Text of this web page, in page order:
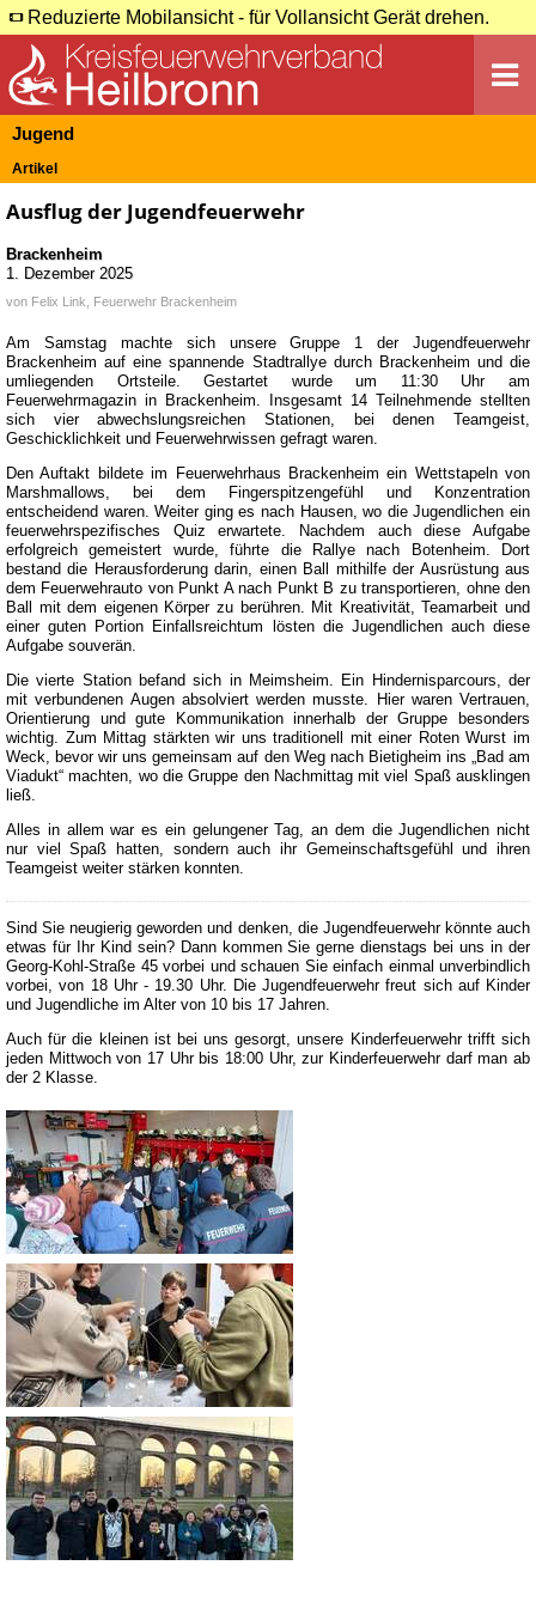
Reduzierte Mobilansicht - für Vollansicht Gerät drehen.
Jugend
Artikel
Ausflug der Jugendfeuerwehr
Brackenheim
1. Dezember 2025
von Felix Link, Feuerwehr Brackenheim
Am Samstag machte sich unsere Gruppe 1 der Jugendfeuerwehr
Brackenheim auf eine spannende Stadtrallye durch Brackenheim und die
umliegenden Ortsteile. Gestartet wurde um 11:30 Uhr am
Feuerwehrmagazin in Brackenheim. Insgesamt 14 Teilnehmende stellten
sich vier abwechslungsreichen Stationen, bei denen Teamgeist,
Geschicklichkeit und Feuerwehrwissen gefragt waren.
Den Auftakt bildete im Feuerwehrhaus Brackenheim ein Wettstapeln von
Marshmallows, bei dem Fingerspitzengefühl und Konzentration
entscheidend waren. Weiter ging es nach Hausen, wo die Jugendlichen ein
feuerwehrspezifisches Quiz erwartete. Nachdem auch diese Aufgabe
erfolgreich gemeistert wurde, führte die Rallye nach Botenheim. Dort
bestand die Herausforderung darin, einen Ball mithilfe der Ausrüstung aus
dem Feuerwehrauto von Punkt A nach Punkt B zu transportieren, ohne den
Ball mit dem eigenen Körper zu berühren. Mit Kreativität, Teamarbeit und
einer guten Portion Einfallsreichtum lösten die Jugendlichen auch diese
Aufgabe souverän.
Die vierte Station befand sich in Meimsheim. Ein Hindernisparcours, der
mit verbundenen Augen absolviert werden musste. Hier waren Vertrauen,
Orientierung und gute Kommunikation innerhalb der Gruppe besonders
wichtig. Zum Mittag stärkten wir uns traditionell mit einer Roten Wurst im
Weck, bevor wir uns gemeinsam auf den Weg nach Bietigheim ins „Bad am
Viadukt“ machten, wo die Gruppe den Nachmittag mit viel Spaß ausklingen
ließ.
Alles in allem war es ein gelungener Tag, an dem die Jugendlichen nicht
nur viel Spaß hatten, sondern auch ihr Gemeinschaftsgefühl und ihren
Teamgeist weiter stärken konnten.
Sind Sie neugierig geworden und denken, die Jugendfeuerwehr könnte auch
etwas für Ihr Kind sein? Dann kommen Sie gerne dienstags bei uns in der
Georg-Kohl-Straße 45 vorbei und schauen Sie einfach einmal unverbindlich
vorbei, von 18 Uhr - 19.30 Uhr. Die Jugendfeuerwehr freut sich auf Kinder
und Jugendliche im Alter von 10 bis 17 Jahren.
Auch für die kleinen ist bei uns gesorgt, unsere Kinderfeuerwehr trifft sich
jeden Mittwoch von 17 Uhr bis 18:00 Uhr, zur Kinderfeuerwehr darf man ab
der 2 Klasse.